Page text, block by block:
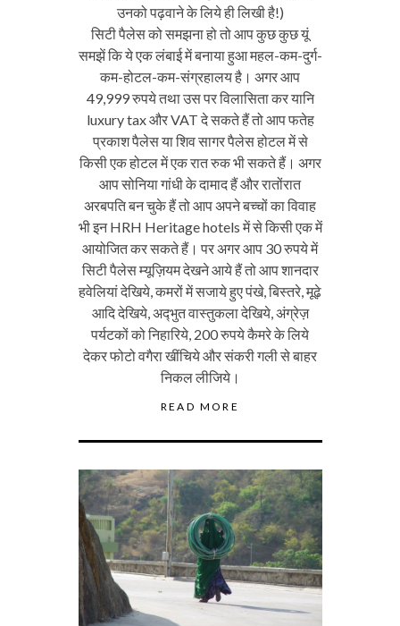
उनको पढ़वाने के लिये ही लिखी है!)
सिटी पैलेस को समझना हो तो आप कुछ कुछ यूं
समझें कि ये एक लंबाई में बनाया हुआ महल-कम-दुर्ग-
कम-होटल-कम-संग्रहालय है। अगर आप
49,999 रुपये तथा उस पर विलासिता कर यानि
luxury tax और VAT दे सकते हैं तो आप फतेह
प्रकाश पैलेस या शिव सागर पैलेस होटल में से
किसी एक होटल में एक रात रुक भी सकते हैं। अगर
आप सोनिया गांधी के दामाद हैं और रातोंरात
अरबपति बन चुके हैं तो आप अपने बच्चों का विवाह
भी इन HRH Heritage hotels में से किसी एक में
आयोजित कर सकते हैं। पर अगर आप 30 रुपये में
सिटी पैलेस म्यूज़ियम देखने आये हैं तो आप शानदार
हवेलियां देखिये, कमरों में सजाये हुए पंखे, बिस्तरे, मूढ़े
आदि देखिये, अद्‍भुत वास्तुकला देखिये, अंग्रेज़
पर्यटकों को निहारिये, 200 रुपये कैमरे के लिये
देकर फोटो वगैरा खींचिये और संकरी गली से बाहर
निकल लीजिये।
READ MORE